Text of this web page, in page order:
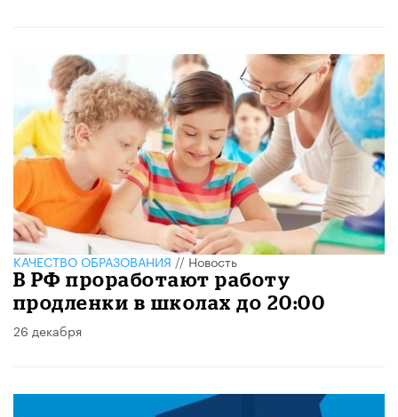
КАЧЕСТВО ОБРАЗОВАНИЯ//Новость
В РФ проработают работу
продленки в школах до 20:00
26 декабря